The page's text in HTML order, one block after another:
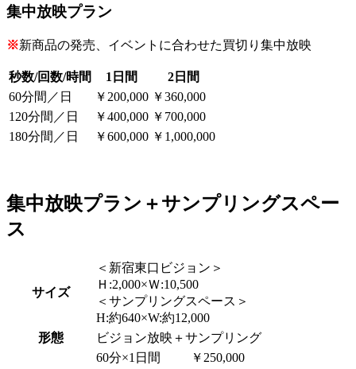
集中放映プラン
※新商品の発売、イベントに合わせた買切り集中放映
秒数/回数/時間 1日間
2日間
60分間／日
￥200,000 ￥360,000
120分間／日
￥400,000 ￥700,000
180分間／日
￥600,000 ￥1,000,000
集中放映プラン＋サンプリングスペー
ス
サイズ
＜新宿東口ビジョン＞
Ｈ:2,000×Ｗ:10,500
＜サンプリングスペース＞
H:約640×W:約12,000
形態
ビジョン放映＋サンプリング
60分×1日間
￥250,000